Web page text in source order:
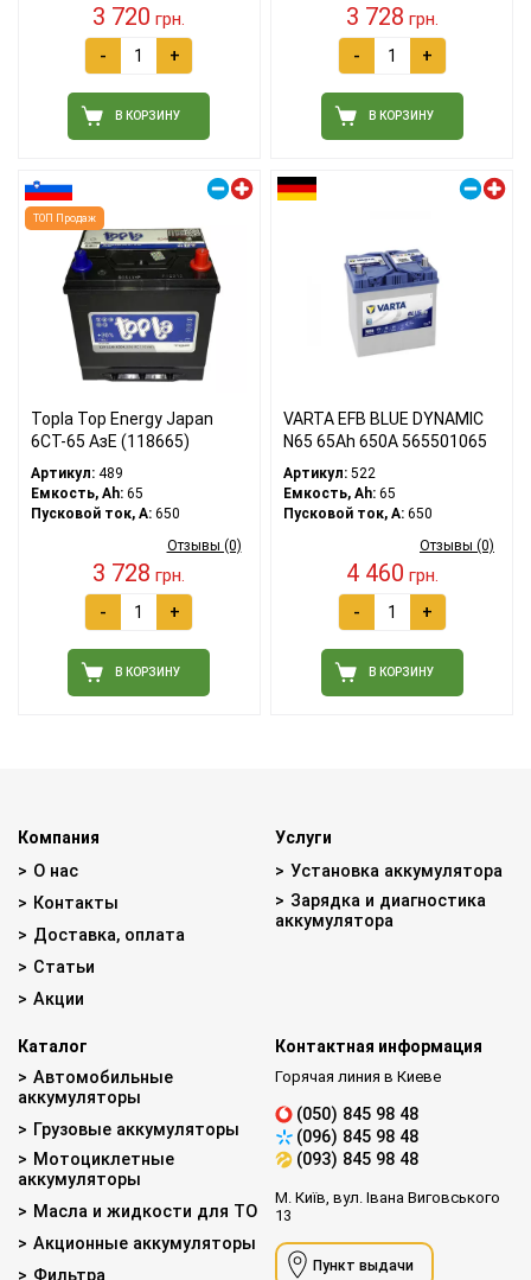
3 720 грн.
- +
В КОРЗИНУ
3 728 грн.
- +
В КОРЗИНУ
ТОП Продаж
Topla Top Energy Japan
6CT-65 АзЕ (118665)
Артикул: 489
Емкость, Ah: 65
Пусковой ток, A: 650
Отзывы (0)
3 728 грн.
- +
В КОРЗИНУ
VARTA EFB BLUE DYNAMIC
N65 65Ah 650A 565501065
Артикул: 522
Емкость, Ah: 65
Пусковой ток, A: 650
Отзывы (0)
4 460 грн.
- +
В КОРЗИНУ
Компания
О нас
Контакты
Доставка, оплата
Статьи
Акции
Услуги
Установка аккумулятора
Зарядка и диагностика
аккумулятора
Каталог
Автомобильные
аккумуляторы
Грузовые аккумуляторы
Мотоциклетные
аккумуляторы
Масла и жидкости для ТО
Акционные аккумуляторы
Фильтра
Контактная информация
Горячая линия в Киеве
(050) 845 98 48
(096) 845 98 48
(093) 845 98 48
М. Київ, вул. Івана Виговського
13
Пункт выдачи